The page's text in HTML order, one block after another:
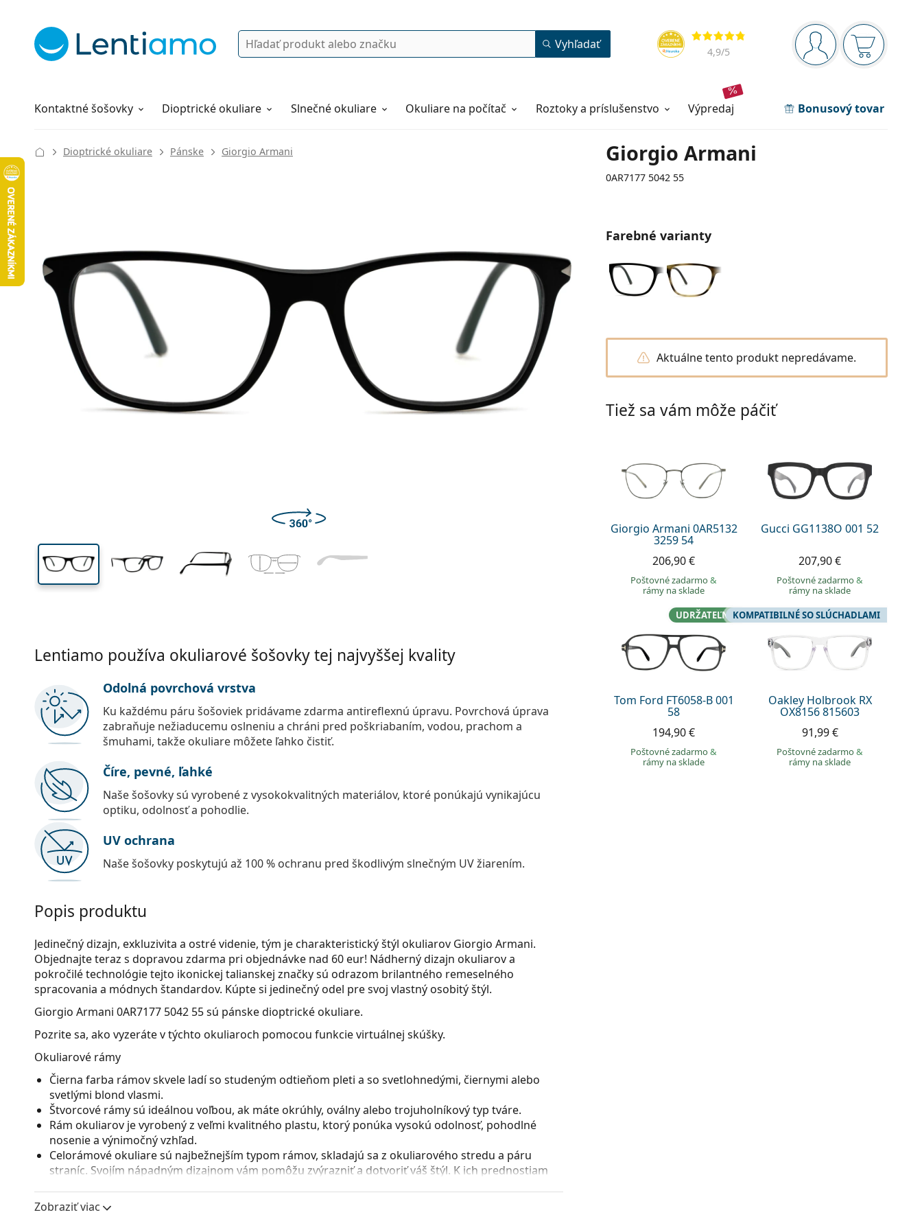
Navigačný panel
ste prihláseníNákupný
Hodnotenia
4,9/5
Vyhľadávanie Vyhľadať
Kontaktné šošovky
Roztoky Dioptrické okuliare Slnečné okuliare Okuliare na počítač Roztoky a príslušenstvo výpredaj Bonusový tovar
Všetko o nákupe
Giorgio Armani
0AR7177 5042 55
Dioptrické okuliare Pánske Giorgio Armani
137 mm
Šírka
38 mm
Výška očnice
55 mm
Šírka očnice
55
mostíka
stranice
Farebné varianty
Aktuálne tento produkt nepredávame.
Tiež sa vám môže páčiť
Giorgio Armani 0AR5132
3259 54
206,90 €
Poštovné zadarmo&
rámy na sklade
Gucci GG1138O 001 52
207,90 €
Poštovné zadarmo&
rámy na sklade
Tom Ford FT6058-B 001
58
UDRŽATEĽNÉ
194,90 €
Poštovné zadarmo&
rámy na sklade
Oakley Holbrook RX
OX8156 815603
KOMPATIBILNÉ SO SLÚCHADLAMI
91,99 €
Poštovné zadarmo&
rámy na sklade
Lentiamo používa okuliarové šošovky tej najvyššej kvality
Odolná povrchová vrstva
Ku každému páru šošoviek pridávame zdarma antireflexnú úpravu. Povrchová úprava
zabraňuje nežiaducemu oslneniu a chráni pred poškriabaním, vodou, prachom a
šmuhami, takže okuliare môžete ľahko čistiť.
Číre, pevné, ľahké
Naše šošovky sú vyrobené z vysokokvalitných materiálov, ktoré ponúkajú vynikajúcu
optiku, odolnosť a pohodlie.
UV ochrana
Naše šošovky poskytujú až 100 % ochranu pred škodlivým slnečným UV žiarením.
Popis produktu
Jedinečný dizajn, exkluzivita a ostré videnie, tým je charakteristický štýl okuliarov Giorgio Armani.
Objednajte teraz s dopravou zdarma pri objednávke nad 60 eur! Nádherný dizajn okuliarov a
pokročilé technológie tejto ikonickej talianskej značky sú odrazom brilantného remeselného
spracovania a módnych štandardov. Kúpte si jedinečný odel pre svoj vlastný osobitý štýl.
Giorgio Armani 0AR7177 5042 55sú pánske dioptrické okuliare.
Pozrite sa, ako vyzeráte v týchto okuliaroch pomocou funkcie virtuálnej skúšky.
Okuliarové rámy
Čierna farba rámov skvele ladí so studeným odtieňom pleti a so svetlohnedými, čiernymi alebo
svetlými blond vlasmi.
Štvorcové rámy sú ideálnou voľbou, ak máte okrúhly, oválny alebo trojuholníkový typ tváre.
Rám okuliarov je vyrobený z veľmi kvalitného plastu, ktorý ponúka vysokú odolnosť, pohodlné
nosenie a výnimočný vzhľad.
Celorámové okuliare sú najbežnejším typom rámov, skladajú sa z okuliarového stredu a páru
straníc. Svojím nápadným dizajnom vám pomôžu zvýrazniť a dotvoriť váš štýl. K ich prednostiam
pred poškodením. Tento druh rámu je vhodný pre všetky typy okuliarových šošoviek, vrátane tých
s vyššou optickou mohutnosťou.
Zobraziť viac